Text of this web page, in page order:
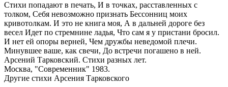
Стихи попадают в печать, И в точках, расставленных с
толком, Себя невозможно признать Бессонниц моих
кривотолкам. И это не книга моя, А в дальней дороге без
весел Идет по стремнине ладья, Что сам я у пристани бросил.
И нет ей опоры верней, Чем дружбы неведомой плечи.
Минувшее ваше, как свечи, До встречи погашено в ней.
Арсений Тарковский. Стихи разных лет.
Москва, "Современник" 1983.
Другие стихи Арсения Тарковского